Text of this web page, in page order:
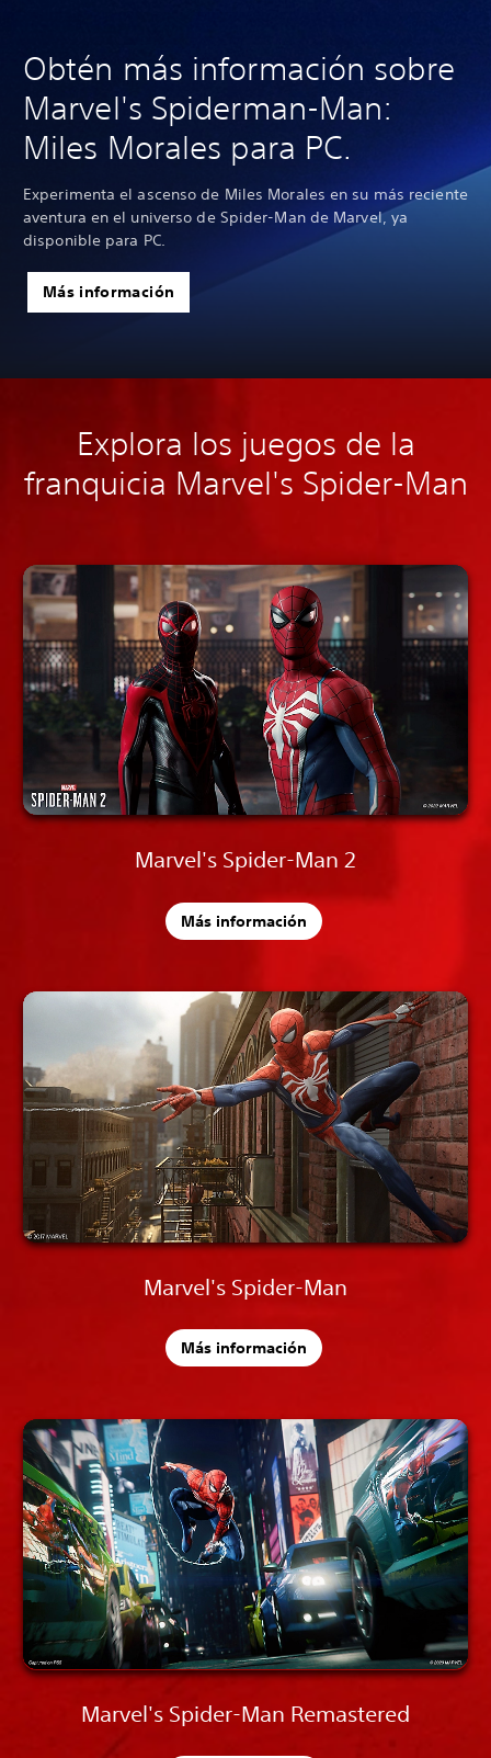
Obtén más información sobre
Marvel's Spiderman-Man:
Miles Morales para PC.
Experimenta el ascenso de Miles Morales en su más reciente
aventura en el universo de Spider-Man de Marvel, ya
disponible para PC.
Más información
Explora los juegos de la
franquicia Marvel's Spider-Man
Marvel's Spider-Man 2
Más información
Marvel's Spider-Man
Más información
Marvel's Spider-Man Remastered